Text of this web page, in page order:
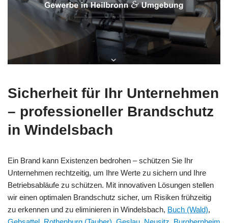
Sicherheit für Ihr Unternehmen
– professioneller Brandschutz
in Windelsbach
Ein Brand kann Existenzen bedrohen – schützen Sie Ihr
Unternehmen rechtzeitig, um Ihre Werte zu sichern und Ihre
Betriebsabläufe zu schützen. Mit innovativen Lösungen stellen
wir einen optimalen Brandschutz sicher, um Risiken frühzeitig
zu erkennen und zu eliminieren in Windelsbach, Buch (Wald),